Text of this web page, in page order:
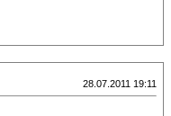
28.07.2011 19:11